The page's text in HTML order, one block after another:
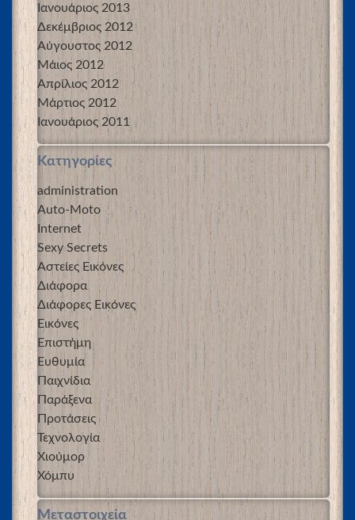
Ιανουάριος 2013
Δεκέμβριος 2012
Αύγουστος 2012
Μάιος 2012
Απρίλιος 2012
Μάρτιος 2012
Ιανουάριος 2011
Kατηγορίες
administration
Auto-Moto
Internet
Sexy Secrets
Αστείες Εικόνες
Διάφορα
Διάφορες Εικόνες
Εικόνες
Επιστήμη
Ευθυμία
Παιχνίδια
Παράξενα
Προτάσεις
Τεχνολογία
Χιούμορ
Χόμπυ
Μεταστοιχεία